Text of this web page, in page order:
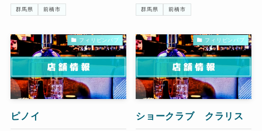
群馬県 前橋市 群馬県 前橋市
フィリピンパブ
ピノイ
フィリピンパブ
ショークラブ クラリス